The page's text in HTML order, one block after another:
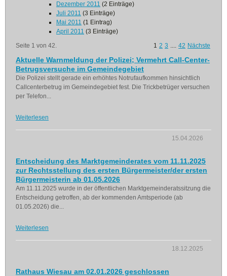
Dezember 2011 (2 Einträge)
Juli 2011 (3 Einträge)
Mai 2011 (1 Eintrag)
April 2011 (3 Einträge)
Seite 1 von 42.
1 2 3 .... 42 Nächste
Aktuelle Warnmeldung der Polizei; Vermehrt Call-Center-
Betrugsversuche im Gemeindegebiet
Die Polizei stellt gerade ein erhöhtes Notrufaufkommen hinsichtlich
Callcenterbetrug im Gemeindegebiet fest. Die Trickbetrüger versuchen
per Telefon...
Weiterlesen
15.04.2026
Entscheidung des Marktgemeinderates vom 11.11.2025
zur Rechtsstellung des ersten Bürgermeister/der ersten
Bürgermeisterin ab 01.05.2026
Am 11.11.2025 wurde in der öffentlichen Marktgemeinderatssitzung die
Entscheidung getroffen, ab der kommenden Amtsperiode (ab
01.05.2026) die...
Weiterlesen
18.12.2025
Rathaus Wiesau am 02.01.2026 geschlossen